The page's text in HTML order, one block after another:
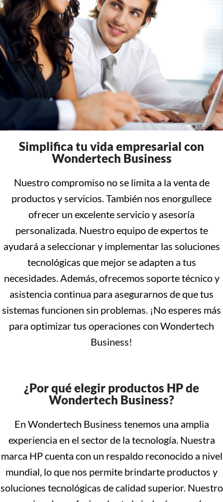
Simplifica tu vida empresarial con
Wondertech Business
Nuestro compromiso no se limita a la venta de
productos y servicios. También nos enorgullece
ofrecer un excelente servicio y asesoría
personalizada. Nuestro equipo de expertos te
ayudará a seleccionar y implementar las soluciones
tecnológicas que mejor se adapten a tus
necesidades. Además, ofrecemos soporte técnico y
asistencia continua para asegurarnos de que tus
sistemas funcionen sin problemas. ¡No esperes más
para optimizar tus operaciones con Wondertech
Business!
¿Por qué elegir productos HP de
Wondertech Business?
En Wondertech Business tenemos una amplia
experiencia en el sector de la tecnología. Nuestra
marca HP cuenta con un respaldo reconocido a nivel
mundial, lo que nos permite brindarte productos y
soluciones tecnológicas de calidad superior. Nuestro